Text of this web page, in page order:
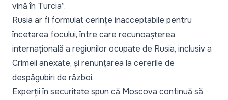
vină în Turcia”.
Rusia ar fi formulatcerințe inacceptabile pentru
încetarea focului, între care recunoașterea
internațională a regiunilor ocupate de Rusia, inclusiv a
Crimeii anexate, și renunțarea la cererile de
despăgubiri de război.
Experții în securitate spun că Moscova continuă să